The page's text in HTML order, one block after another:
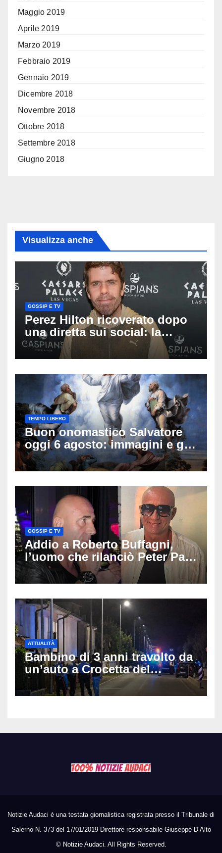
Maggio 2019
Aprile 2019
Marzo 2019
Febbraio 2019
Gennaio 2019
Dicembre 2018
Novembre 2018
Ottobre 2018
Settembre 2018
Giugno 2018
Visualizza anche
GOSSIP E TV
Perez Hilton ricoverato dopo
una diretta sui social: la
famiglia rompe il silenzio
sulle sue condizioni
TEMPO LIBERO
Buon onomastico Salvatore
oggi 6 agosto: immagini e gif
di auguri da condividere
GOSSIP E TV
Addio a Roberto Buffagni,
l’uomo che rilanciò Peter Pan
e Villa delle Rose: aveva 59
anni
ATTUALITÀ
Bambino di 3 anni travolto da
un’auto a Crocetta del
Montello: è gravissimo,
trasportato in elicottero a
Notizie Audaci è una testata giornalistica registrata presso il Tribunale di
Salerno N. 373 del 17/01/2019 Direttore responsabile Giuseppe D’Alto
© Notizie Audaci. All Rights Reserved.